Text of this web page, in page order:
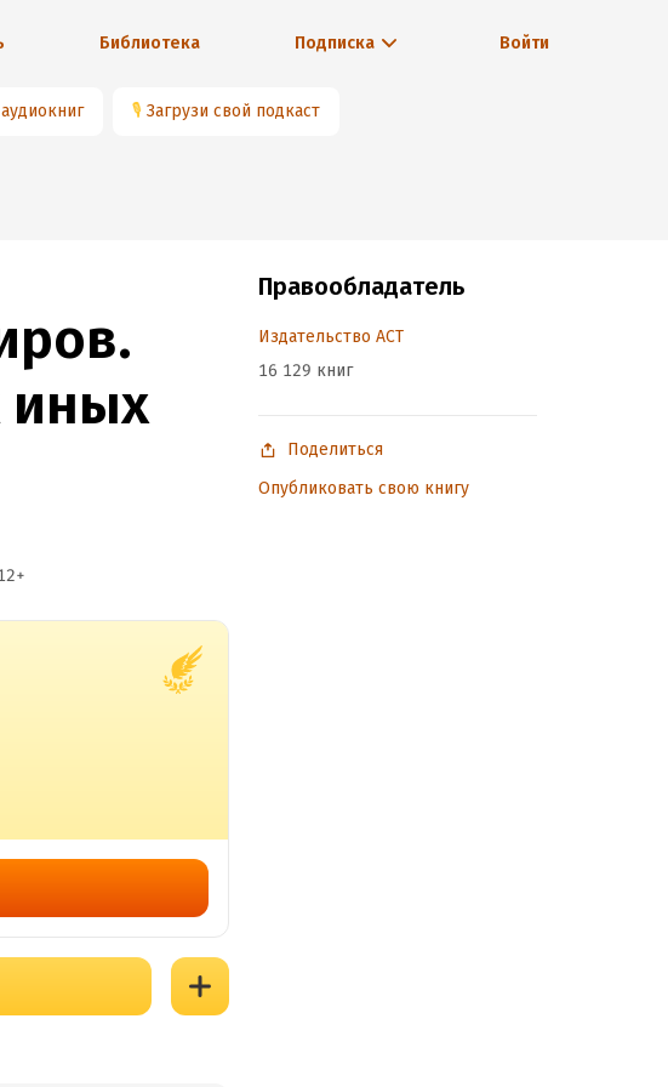
Библиотека Подписка Войти
🎙 Загрузи свой подкаст
иных
+
Правообладатель
Издательство АСТ
16 129 книг
Поделиться
Опубликовать свою книгу